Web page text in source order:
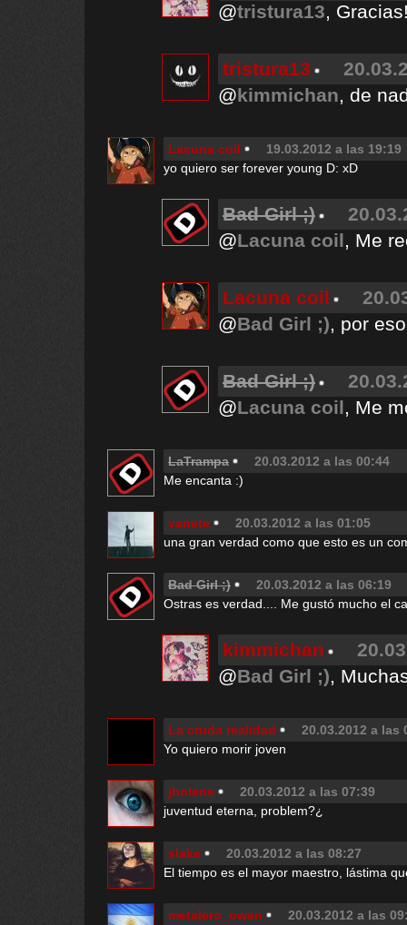
@tristura13,
tristura13
@kimmichan, de
Lacuna coil
19.03.2012 a las 19:19
yo quiero ser forever young D: xD
Bad Girl ;)
@Lacuna coil, Me
Lacuna coil
@Bad Girl ;), por
Bad Girl ;)
@Lacuna coil, Me
LaTrampa
20.03.2012 a las 00:44
Me encanta :)
vanete
20.03.2012 a las 01:05
una gran verdad como que esto es un
Bad Girl ;)
20.03.2012 a las 06:19
Ostras es verdad.... Me gustó mucho el
kimmichan
@Bad Girl ;),
La cruda realidad
20.03.2012 a las
Yo quiero morir joven
jholene
20.03.2012 a las 07:39
juventud eterna, problem?¿
slake
20.03.2012 a las 08:27
El tiempo es el mayor maestro, lástima
metalero_owen
20.03.2012 a las